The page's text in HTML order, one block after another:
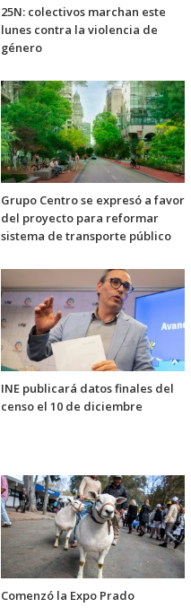
25N: colectivos marchan este
lunes contra la violencia de
género
Grupo Centro se expresó a favor
del proyecto para reformar
sistema de transporte público
INE publicará datos finales del
censo el 10 de diciembre
Comenzó la Expo Prado